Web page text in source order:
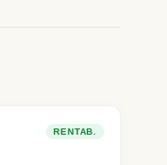
RENTAB.